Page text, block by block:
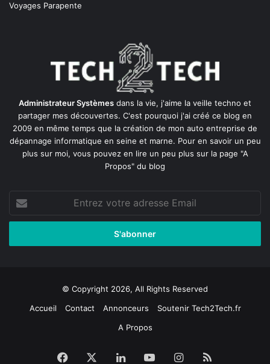
Voyages Parapente
Administrateur Systèmes dans la vie, j'aime la veille techno et
partager mes découvertes. C'est pourquoi j'ai créé ce blog en
2009 en même temps que la création de mon auto entreprise de
dépannage informatique en seine et marne. Pour en savoir un peu
plus sur moi, vous pouvez en lire un peu plus sur la page "A
Propos" du blog
votre
adresse
© Copyright 2026, All Rights Reserved
Accueil
Contact Annonceurs
Soutenir Tech2Tech.fr
A Propos
Facebook LinkedinYouTubeInstagram